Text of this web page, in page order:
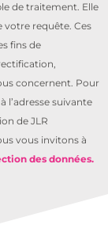
de traitement. Elle
votre requête. Ces
fins de
concernent. Pour
l’adresse suivante
de JLR
vous invitons à
des données.